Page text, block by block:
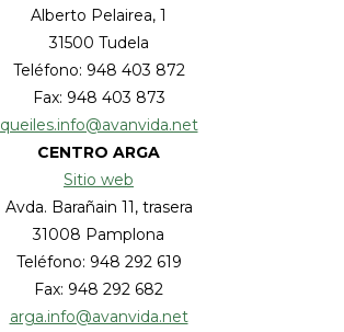
Alberto Pelairea, 1
31500 Tudela
Teléfono: 948 403 872
Fax: 948 403 873
queiles.info@avanvida.net
CENTRO ARGA
Sitio web
Avda. Barañain 11, trasera
31008 Pamplona
Teléfono: 948 292 619
Fax: 948 292 682
arga.info@avanvida.net